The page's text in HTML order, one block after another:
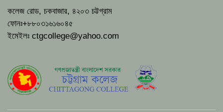
কলেজ রোড, চকবাজার, ৪২০৩ চট্টগ্রাম
ফোনঃ+৮৮০৩১৬১৬০৪৫
ইমেইলঃ ctgcollege@yahoo.com